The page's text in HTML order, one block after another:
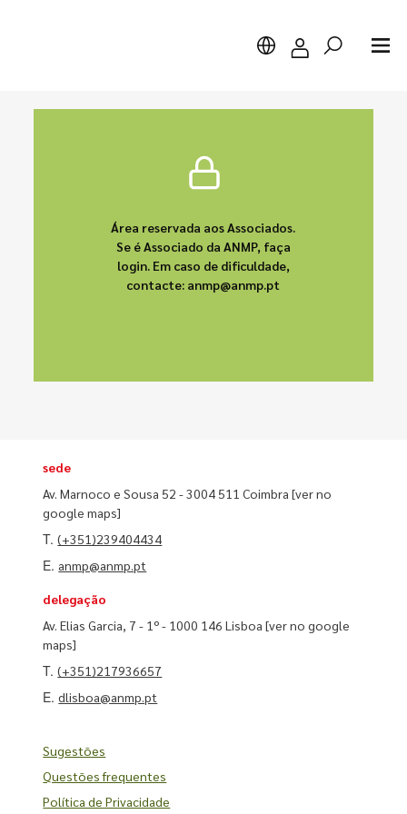
Área reservada aos Associados.
Se é Associado da ANMP, faça
login. Em caso de dificuldade,
contacte: anmp@anmp.pt
sede
Av. Marnoco e Sousa 52 - 3004 511 Coimbra[ver no
google maps]
T.(+351)239404434
E. anmp@anmp.pt
delegação
Av. Elias Garcia, 7 - 1º - 1000 146 Lisboa[ver no google
maps]
T.(+351)217936657
E.dlisboa@anmp.pt
Sugestões
Questões frequentes
Política de Privacidade